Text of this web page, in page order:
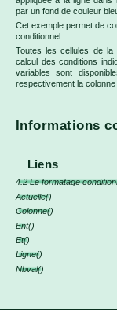
par un fond de couleur
Cet exemple permet de
conditionnel.
Toutes les cellules de la
calcul des conditions
variables sont
respectivement la
Informations
Liens
4.2 Le formatage
Actuelle()
Colonne()
Ent()
Et()
Ligne()
Nbval()